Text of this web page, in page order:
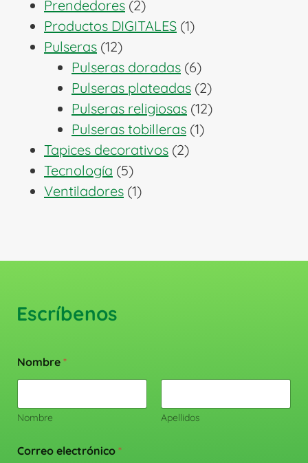
producto
Prendedores 22
productos
Productos DIGITALES 11
Pulseras 1212
productos
Pulseras doradas 66
productos
Pulseras plateadas 22
productos
Pulseras religiosas 1212
Pulseras tobilleras 11
Tapices decorativos 22
Tecnología 55
productos
Ventiladores 11
Escríbenos
Nombre *
Nombre Apellidos
Correo electrónico *